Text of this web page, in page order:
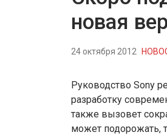
новая
24 октября 2012
Руководство Sony
разработку
также вызовет
может подорожать,